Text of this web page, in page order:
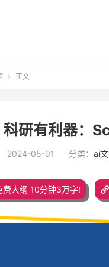
 正文
科研有利器：
2024-05-01 分类： ai
费大纲 10分钟3万字!